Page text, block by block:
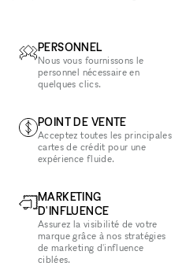
PERSONNEL
Nous vous fournissons le
personnel nécessaire en
quelques clics.
POINT DE VENTE
Acceptez toutes les principales
cartes de crédit pour une
expérience fluide.
MARKETING
D'INFLUENCE
Assurez la visibilité de votre
marque grâce à nos stratégies
de marketing d'influence
ciblées.